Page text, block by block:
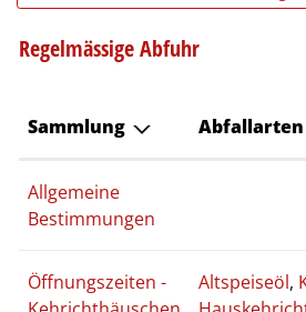
Regelmässige Abfuhr
Sammlung Abfallarten
Allgemeine
Bestimmungen
Öffnungszeiten -
Altspeiseöl,